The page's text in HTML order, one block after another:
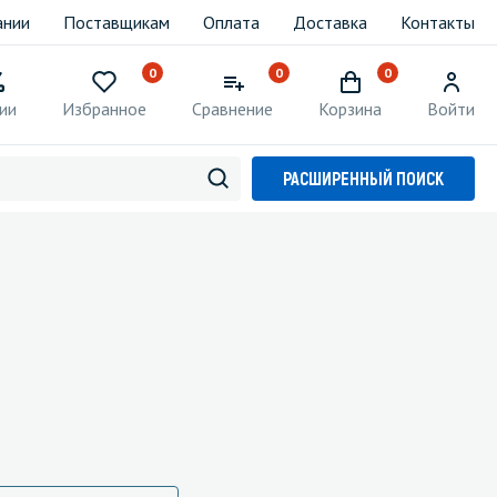
Поставщикам Оплата Доставка Контакты
0
Избранное
0
Сравнение
0
Корзина Войти
РАСШИРЕННЫЙ ПОИСК